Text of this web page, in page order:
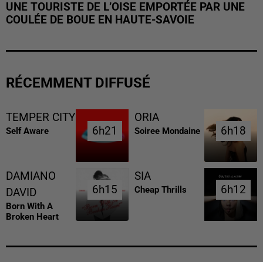
UNE TOURISTE DE L’OISE EMPORTÉE PAR UNE
COULÉE DE BOUE EN HAUTE-SAVOIE
RÉCEMMENT DIFFUSÉ
TEMPER CITY
Self Aware 6h21
6h21
ORIA
Soiree Mondaine 6h18
6h18
DAMIANO
DAVID
Born With A
Broken Heart
6h15
6h15
SIA
Cheap Thrills 6h12
6h12